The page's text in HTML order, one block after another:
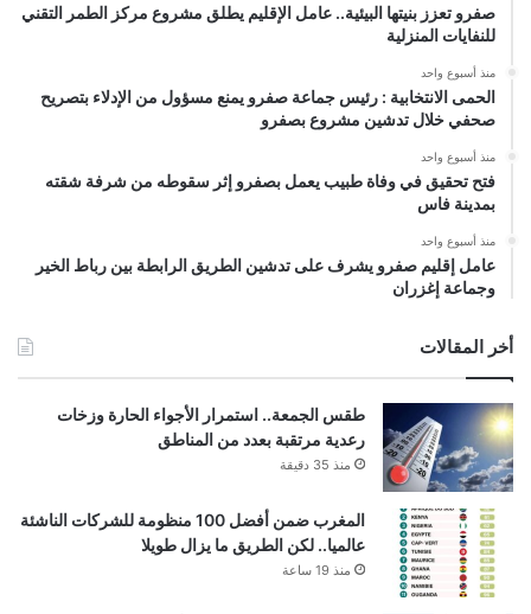
صفرو تعزز بنيتها البيئية.. عامل الإقليم يطلق مشروع مركز الطمر التقني
للنفايات المنزلية
منذ أسبوع واحد
الحمى الانتخابية : رئيس جماعة صفرو يمنع مسؤول من الإدلاء بتصريح
صحفي خلال تدشين مشروع بصفرو
منذ أسبوع واحد
فتح تحقيق في وفاة طبيب يعمل بصفرو إثر سقوطه من شرفة شقته
بمدينة فاس
منذ أسبوع واحد
عامل إقليم صفرو يشرف على تدشين الطريق الرابطة بين رباط الخير
وجماعة إغزران
أخر المقالات
طقس الجمعة.. استمرار الأجواء الحارة وزخات
رعدية مرتقبة بعدد من المناطق
منذ 35 دقيقة
المغرب ضمن أفضل 100 منظومة للشركات الناشئة
عالميا.. لكن الطريق ما يزال طويلا
منذ 19 ساعة